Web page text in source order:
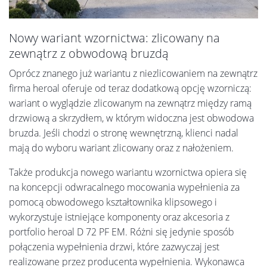
Nowy wariant wzornictwa: zlicowany na
zewnątrz z obwodową bruzdą
Oprócz znanego już wariantu z niezlicowaniem na zewnątrz
firma heroal oferuje od teraz dodatkową opcję wzorniczą:
wariant o wyglądzie zlicowanym na zewnątrz między ramą
drzwiową a skrzydłem, w którym widoczna jest obwodowa
bruzda. Jeśli chodzi o stronę wewnętrzną, klienci nadal
mają do wyboru wariant zlicowany oraz z nałożeniem.
Także produkcja nowego wariantu wzornictwa opiera się
na koncepcji odwracalnego mocowania wypełnienia za
pomocą obwodowego kształtownika klipsowego i
wykorzystuje istniejące komponenty oraz akcesoria z
portfolio heroal D 72 PF EM. Różni się jedynie sposób
połączenia wypełnienia drzwi, które zazwyczaj jest
realizowane przez producenta wypełnienia. Wykonawca